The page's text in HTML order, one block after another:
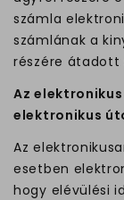
számla
számlának a
részére átadott
Az
elektronikus
Az
esetben
hogy elévülési